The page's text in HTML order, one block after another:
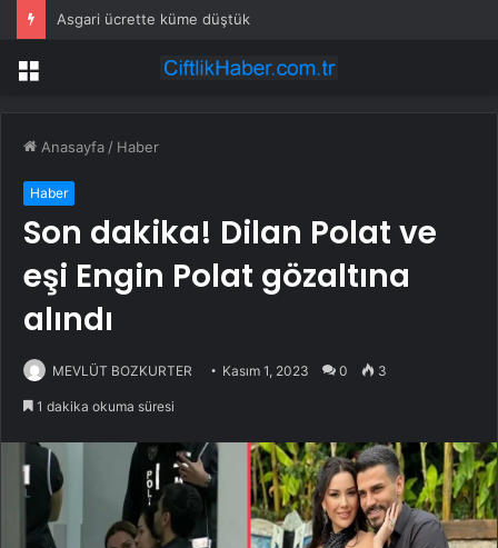
Asgari ücrette küme düştük
Menü
Anasayfa / Haber
Haber
Son dakika! Dilan Polat ve
eşi Engin Polat gözaltına
alındı
MEVLÜT BOZKURTER Kasım 1, 2023 0 3
1 dakika okuma süresi